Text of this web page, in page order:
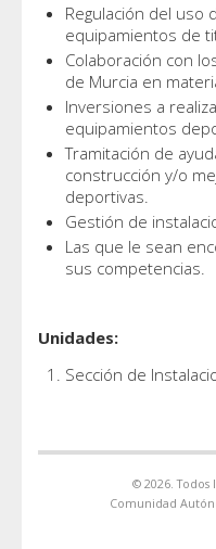
Regulación del uso
equipamientos de
Colaboración con
de Murcia en
Inversiones a
equipamientos
Tramitación de
construcción y/o
deportivas.
Gestión de
Las que le sean
sus competencias.
Unidades:
Sección de
© 2026. Todos
Comunidad